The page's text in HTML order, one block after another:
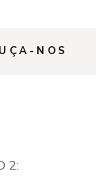
NOS
2: